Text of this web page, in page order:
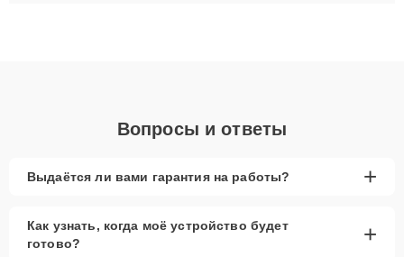
Вопросы и ответы
Выдаётся ли вами гарантия на работы? +
Как узнать, когда моё устройство будет
готово?
+